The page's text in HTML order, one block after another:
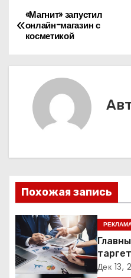
Н
а
в
ц
и
я
п
о
«Магнит» запустил
онлайн-магазин с
косметикой
Похожая запись
Дек 13,